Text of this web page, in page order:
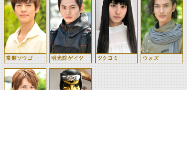
常磐ソウゴ 明光院ゲイツ ツクヨミ ウォズ